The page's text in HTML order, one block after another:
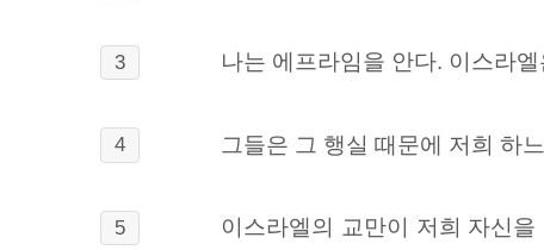
3 나는 에프라임을 안다. 이스라
4 그들은 그 행실 때문에 저희 하
5 이스라엘의 교만이 저희 자신